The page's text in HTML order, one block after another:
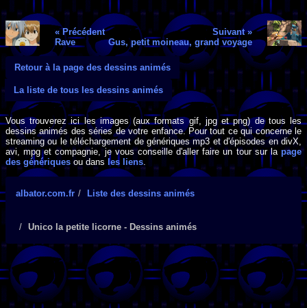
« Précédent
Rave
Suivant »
Gus, petit moineau, grand voyage
Retour à la page des dessins animés
La liste de tous les dessins animés
Vous trouverez ici les images (aux formats gif, jpg et png) de tous les
dessins animés des séries de votre enfance. Pour tout ce qui concerne le
streaming ou le téléchargement de génériques mp3 et d'épisodes en divX,
avi, mpg et compagnie, je vous conseille d'aller faire un tour sur la page
des génériques ou dans les liens.
albator.com.fr Liste des dessins animés
Unico la petite licorne - Dessins animés